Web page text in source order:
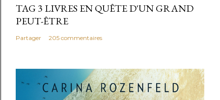
TAG 3 LIVRES EN QUÊTE D'UN GRAND
PEUT-ÊTRE
Partager 205 commentaires